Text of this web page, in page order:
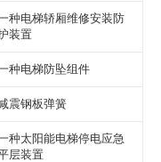
种电梯轿厢维修安装防
装置
种电梯防坠组件
震钢板弹簧
种太阳能电梯停电应急
层装置